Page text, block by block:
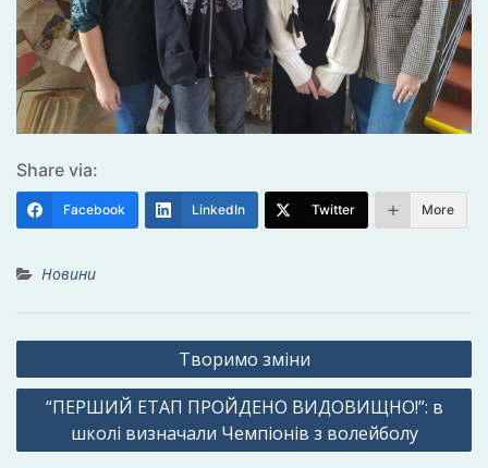
Share via:
Facebook LinkedIn Twitter More
Новини
Навігація
записів
Творимо зміни
“ПЕРШИЙ ЕТАП ПРОЙДЕНО ВИДОВИЩНО!”: в
школі визначали Чемпіонів з волейболу